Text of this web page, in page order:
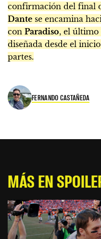
confirmación del final
Dante se encamina
con Paradiso, el último
diseñada desde el
partes.
FERNANDO CASTAÑEDA
MÁS EN